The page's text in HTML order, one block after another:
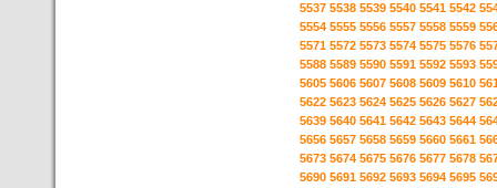
5537 5538 5539 5540 5541 5542
5554 5555 5556 5557 5558 5559
5571 5572 5573 5574 5575 5576
5588 5589 5590 5591 5592 5593
5605 5606 5607 5608 5609 5610
5622 5623 5624 5625 5626 5627
5639 5640 5641 5642 5643 5644
5656 5657 5658 5659 5660 5661
5673 5674 5675 5676 5677 5678
5690 5691 5692 5693 5694 5695